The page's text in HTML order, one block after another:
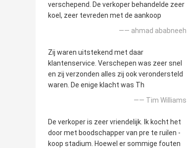
verschepend. De verkoper behandelde zeer
koel, zeer tevreden met de aankoop
—— ahmad ababneeh
Zij waren uitstekend met daar
klantenservice. Verschepen was zeer snel
en zij verzonden alles zij ook verondersteld
waren. De enige klacht was Th
—— Tim Williams
De verkoper is zeer vriendelijk. Ik kocht het
door met boodschapper van pre te ruilen -
koop stadium. Hoewel er sommige fouten